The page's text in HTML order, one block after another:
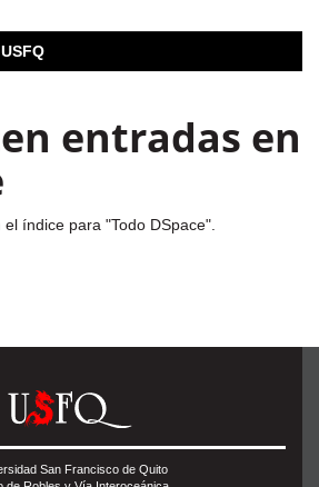
entradas en
índice para "Todo DSpace".
San Francisco de Quito